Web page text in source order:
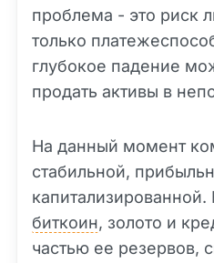
проблема - это риск
только
глубокое падение
продать активы в
На данный момент
стабильной,
биткоин, золото и
частью ее резервов,